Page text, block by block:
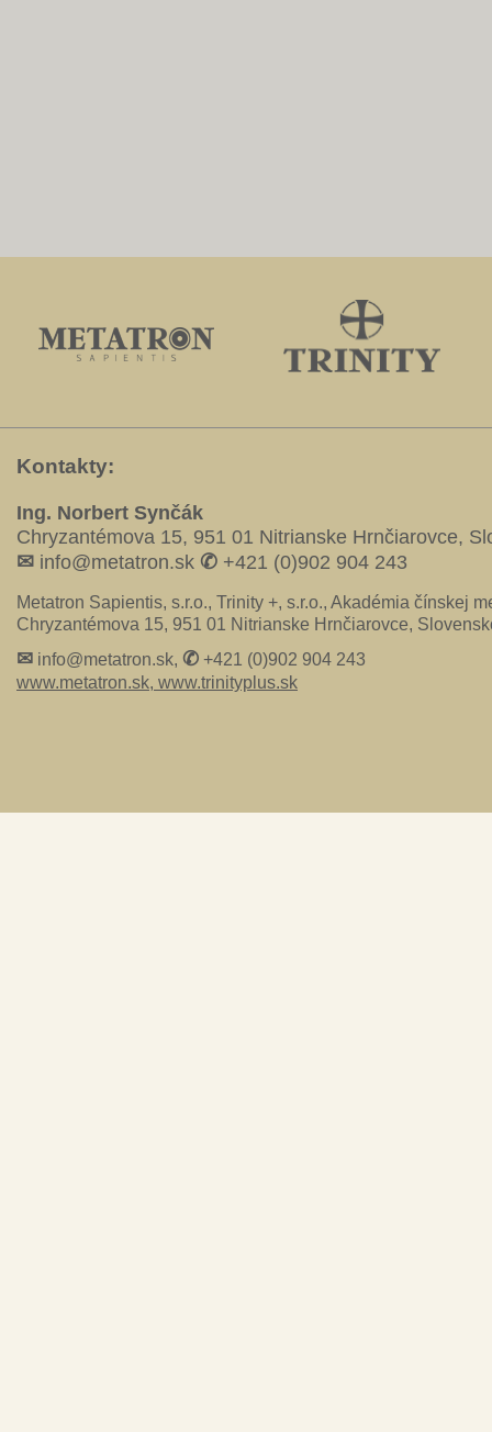
Kontakty:
Ing. Norbert Synčák
Chryzantémova 15, 951 01 Nitrianske Hrnčiarovce,
✉ info@metatron.sk ✆ +421 (0)902 904 243
Metatron Sapientis, s.r.o., Trinity +, s.r.o., Akadémia čínskej
Chryzantémova 15, 951 01 Nitrianske Hrnčiarovce,
✉ info@metatron.sk, ✆ +421 (0)902 904 243
www.metatron.sk, www.trinityplus.sk